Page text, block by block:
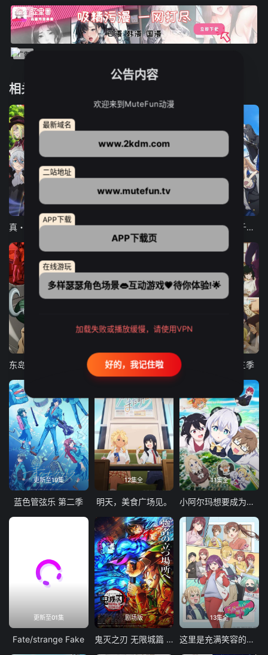
相关推荐
12集全
真・进化果 实不知不觉踏上胜利的人生
12集全
东京猫猫 NEW～♡
13集全
弹珠汽水瓶里的千岁同学
古诺希亚 致不灭的你 第三季
更新至19集
蓝色管弦乐 第二季
12集全
明天，美食广场见。
11集全
小阿尔玛想要成为家人
更新至01集
Fate/strange Fake
剧场版
鬼灭之刃 无限城篇 第一章 猗窝座再袭
13集全
这里是充满笑容的职场。
公告内容
欢迎来到MuteFun动漫
最新域名
www.2kdm.com
二站地址
www.mutefun.tv
APP下载
APP下载页
在线游玩
多样瑟瑟角色场景👄互动游戏💗待你体验!🌟
加载失败或播放缓慢，请使用VPN
好的，我记住啦